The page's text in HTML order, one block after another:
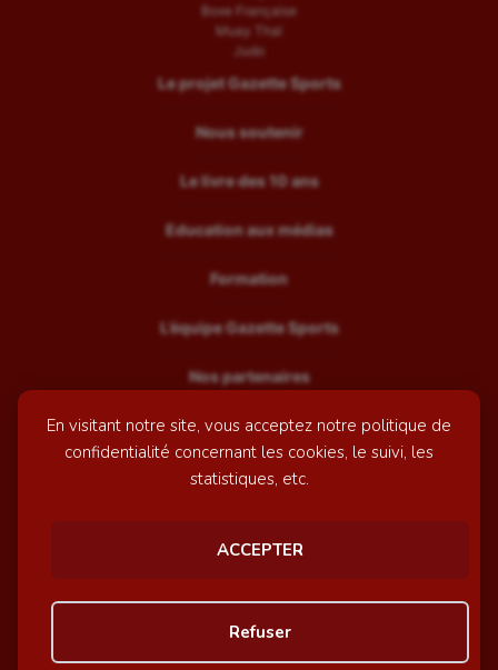
En visitant notre site, vous acceptez notre politique de
confidentialité concernant les cookies, le suivi, les
statistiques, etc.
ACCEPTER
Refuser
Boxe Française
Muay Thaï
Judo
Le projet Gazette Sports
Nous soutenir
Le livre des 10 ans
Education aux médias
Formation
L’équipe Gazette Sports
Nos partenaires
Recrutement
Mentions légales
© GazetteSports - 2026 | Site internet réalisé par
Awelty